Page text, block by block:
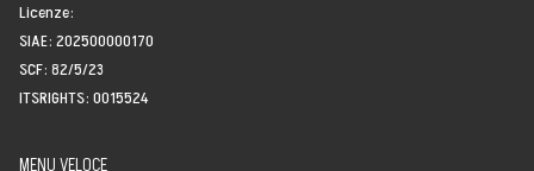
La Nostra Rete
Attività
Licenze:
SIAE: 202500000170
SCF: 82/5/23
ITSRIGHTS: 0015524
MENU VELOCE